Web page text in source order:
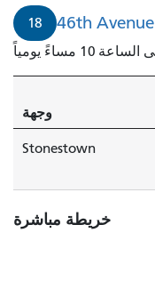
18 46th Avenue
وجهة
Stonestown
خريطة مباشرة